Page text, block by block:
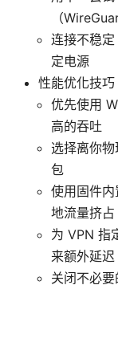
（
连接不稳
定电源
性能优化技巧
优先使用
高的吞吐
选择离你
包
使用固件
地流量挤占
为 VPN 指
来额外延迟
关闭不必